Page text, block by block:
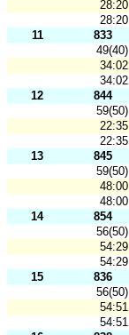
28:20
28:20
11
833
49(40)
34:02
34:02
12
844
59(50)
22:35
22:35
13
845
59(50)
48:00
48:00
14
854
56(50)
54:29
54:29
15
836
56(50)
54:51
54:51